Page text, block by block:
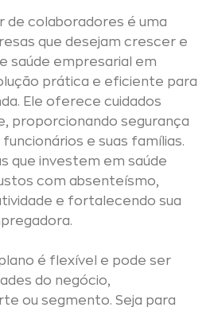
de colaboradores é uma
que desejam crescer e
saúde empresarial em
prática e eficiente para
Ele oferece cuidados
proporcionando segurança
e suas famílias.
que investem em saúde
com absenteísmo,
e fortalecendo sua
é flexível e pode ser
do negócio,
ou segmento. Seja para